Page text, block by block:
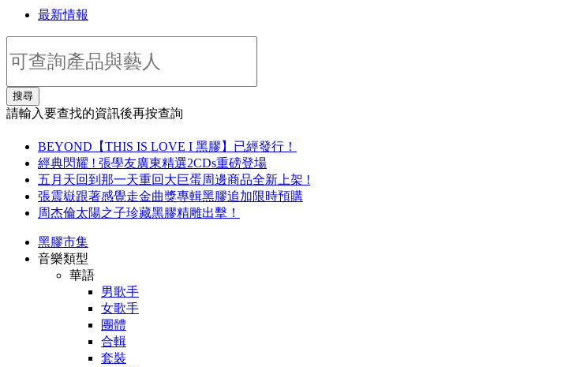
最新情報
搜尋
請輸入要查找的資訊後再按查詢
BEYOND【THIS IS LOVE I 黑膠】已經發行！
經典閃耀 ! 張學友廣東精選2CDs重磅登場
五月天回到那一天重回大巨蛋周邊商品全新上架 !
張震嶽跟著感覺走金曲獎專輯黑膠追加限時預購
周杰倫太陽之子珍藏黑膠精雕出擊！
黑膠市集
音樂類型
華語
男歌手
女歌手
團體
合輯
套裝